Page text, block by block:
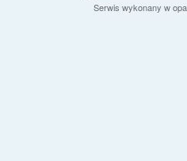
Serwis wykonany w